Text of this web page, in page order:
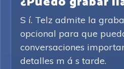
S í. Telz admite la
opcional para que
conversaciones
detalles m á s tarde.